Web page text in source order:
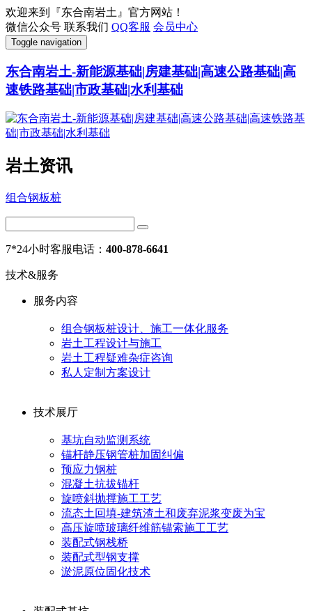
欢迎来到『东合南岩土』官方网站！
微信公众号 联系我们 QQ客服 会员中心
Toggle navigation
东合南岩土-新能源基础|房建基础|高速公路基础|高
速铁路基础|市政基础|水利基础
岩土资讯
组合钢板桩
7*24小时客服电话： 400-878-6641
技术&服务
服务内容
组合钢板桩设计、施工一体化服务
岩土工程设计与施工
岩土工程疑难杂症咨询
私人定制方案设计
技术展厅
基坑自动监测系统
锚杆静压钢管桩加固纠偏
预应力钢桩
混凝土抗拔锚杆
旋喷斜抛撑施工工艺
流态土回填-建筑渣土和废弃泥浆变废为宝
高压旋喷玻璃纤维筋锚索施工工艺
装配式钢栈桥
装配式型钢支撑
淤泥原位固化技术